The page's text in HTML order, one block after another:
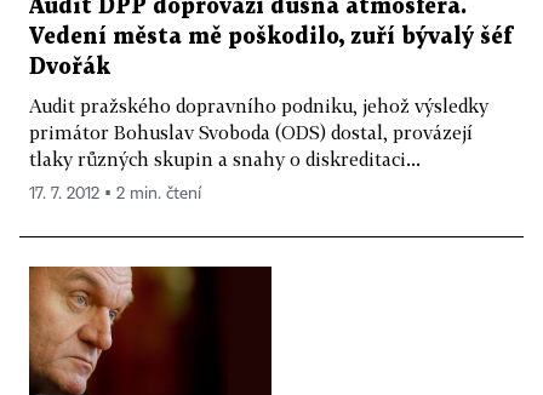
Audit DPP doprovází dusná atmosféra.
Vedení města mě poškodilo, zuří bývalý šéf
Dvořák
Audit pražského dopravního podniku, jehož výsledky
primátor Bohuslav Svoboda (ODS) dostal, provázejí
tlaky různých skupin a snahy o diskreditaci...
17. 7. 2012 ▪ 2 min. čtení